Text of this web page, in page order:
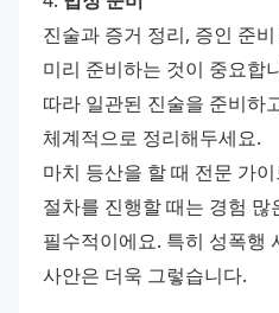
진술과 증거 정리, 증인 준
미리 준비하는 것이 중요합
따라 일관된 진술을 준비하
체계적으로 정리해두세요.
마치 등산을 할 때 전문 가
절차를 진행할 때는 경험 많
필수적이에요. 특히 성폭행
사안은 더욱 그렇습니다.